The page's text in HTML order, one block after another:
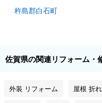
杵島郡白石町
佐賀県の関連リフォーム・
外装 リフォーム 屋根 折れ